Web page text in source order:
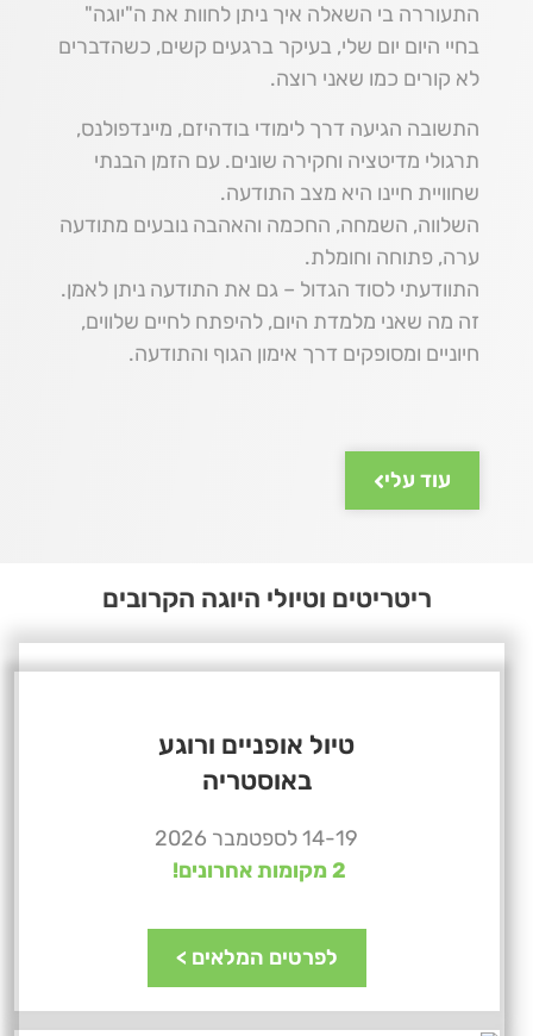
התעוררה בי השאלה איך ניתן לחוות את ה"יוגה"
בחיי היום יום שלי, בעיקר ברגעים קשים, כשהדברים
לא קורים כמו שאני רוצה.
התשובה הגיעה דרך לימודי בודהיזם, מיינדפולנס,
תרגולי מדיטציה וחקירה שונים. עם הזמן הבנתי
שחוויית חיינו היא מצב התודעה.
השלווה, השמחה, החכמה והאהבה נובעים מתודעה
ערה, פתוחה וחומלת.
התוודעתי לסוד הגדול – גם את התודעה ניתן לאמן.
זה מה שאני מלמדת היום, להיפתח לחיים שלווים,
חיוניים ומסופקים דרך אימון הגוף והתודעה.
עוד עלי
ריטריטים וטיולי היוגה הקרובים
טיול אופניים ורוגע
באוסטריה
14-19 לספטמבר 2026
2 מקומות אחרונים!
לפרטים המלאים >